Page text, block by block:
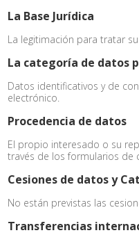
La Base Jurídica
La legitimación para tratar
La categoría de datos
Datos identificativos y de
electrónico.
Procedencia de datos
El propio interesado o su
través de los formularios de
Cesiones de datos y
No están previstas las
Transferencias